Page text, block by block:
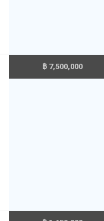
฿ 7,500,000